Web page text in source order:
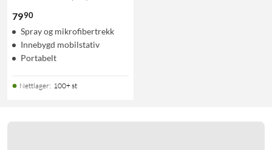
7990
Spray og mikrofibertrekk
Innebygd mobilstativ
Portabelt
Nettlager: 100+ st